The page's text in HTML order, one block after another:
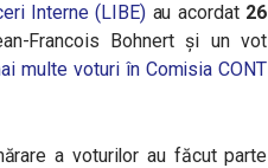
Interne (LIBE)au acordat 26
Francois Bohnert și un vot
multe voturi în Comisia CONT
a voturilor au făcut parte